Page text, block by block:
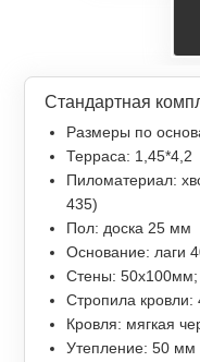
Стандартная
Размеры по
Терраса: 1,45*4,2
Пиломатериал:
435)
Пол: доска 25 мм
Основание: лаги
Стены:
Стропила
Кровля: мягкая
Утепление: 50 мм